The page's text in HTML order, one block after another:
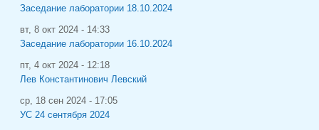
Заседание лаборатории 18.10.2024
вт, 8 окт 2024 - 14:33
Заседание лаборатории 16.10.2024
пт, 4 окт 2024 - 12:18
Лев Константинович Левский
ср, 18 сен 2024 - 17:05
УС 24 сентября 2024